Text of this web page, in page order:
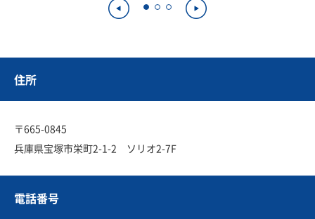
住所
〒665-0845
兵庫県宝塚市栄町2-1-2 ソリオ2-7F
電話番号